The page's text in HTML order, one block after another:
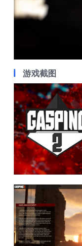
游戏截图